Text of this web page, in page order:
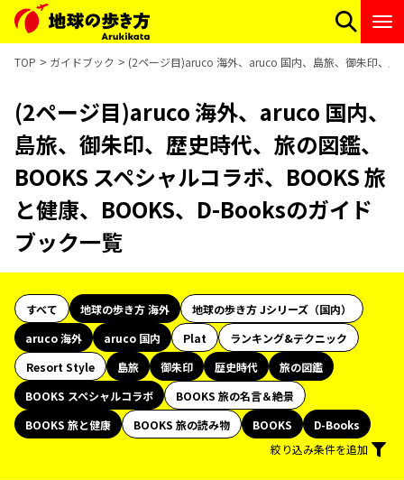
TOP ガイドブック (2ページ目)aruco 海外、aruco 国内、島旅、御朱印、
(2ページ目)aruco 海外、aruco 国内、
島旅、御朱印、歴史時代、旅の図鑑、
BOOKS スペシャルコラボ、BOOKS 旅
と健康、BOOKS、D-Booksのガイド
ブック一覧
すべて 地球の歩き方 海外
地球の歩き方 Jシリーズ（国内）
aruco 海外
aruco 国内 Plat
ランキング&テクニック
Resort Style
島旅 御朱印 歴史時代
旅の図鑑
BOOKS スペシャルコラボ
BOOKS 旅の名言＆絶景
BOOKS 旅と健康
BOOKS 旅の読み物 BOOKS
D-Books
絞り込み条件を追加